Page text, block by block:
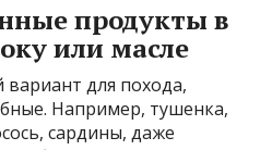
продукты в
или масле
для похода,
Например, тушенка,
сардины, даже